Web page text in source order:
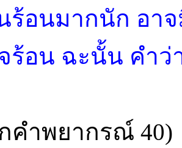
ร้อนมากนัก อา
ร้อน ฉะนั้น คำว่
คำพยากรณ์ 40)